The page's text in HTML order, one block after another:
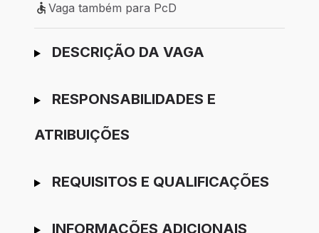
Vaga também para PcD
Vaga também para PcD
Ir para candidatura
DESCRIÇÃO DA VAGA
RESPONSABILIDADES E
ATRIBUIÇÕES
REQUISITOS E QUALIFICAÇÕES
INFORMAÇÕES ADICIONAIS